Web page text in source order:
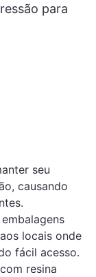
para
seu
causando
locais onde
fácil acesso.
resina